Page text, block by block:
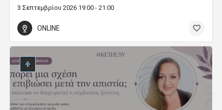
3 Σεπτεμβρίου 2026 19:00 - 21:00
ONLINE